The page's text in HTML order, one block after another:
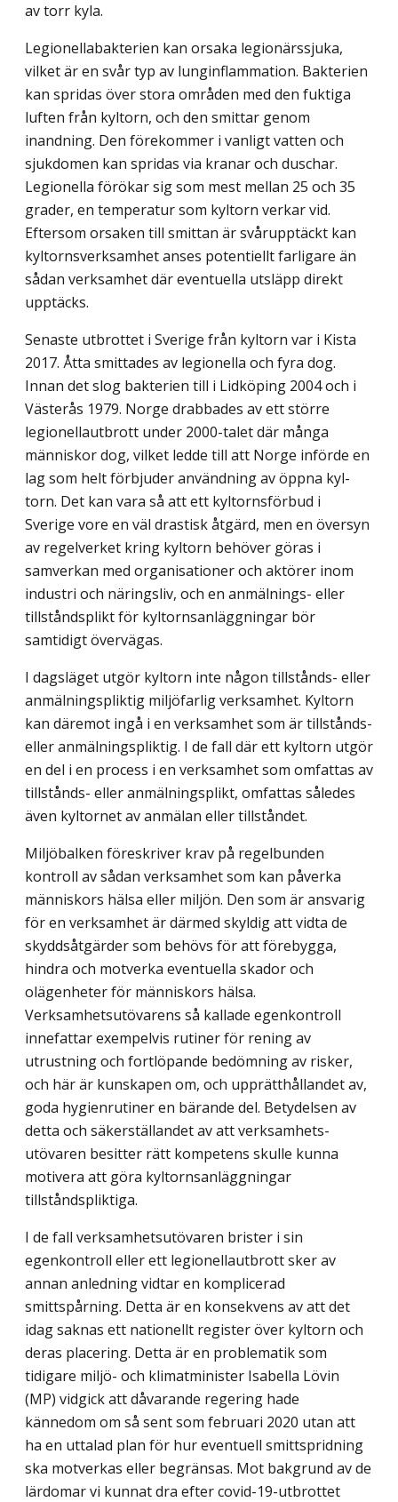
av torr kyla.
Legionellabakterien kan orsaka legionärssjuka,
vilket är en svår typ av lunginflam­mation. Bakterien
kan spridas över stora områden med den fuktiga
luften från kyltorn, och den smittar genom
inandning. Den förekommer i vanligt vatten och
sjukdomen kan spridas via kranar och duschar.
Legionella förökar sig som mest mellan 25 och 35
grader, en temperatur som kyltorn verkar vid.
Eftersom orsaken till smittan är svårupptäckt kan
kyltornsverksamhet anses potentiellt farligare än
sådan verksamhet där eventuella ut­släpp direkt
upptäcks.
Senaste utbrottet i Sverige från kyltorn var i Kista
2017. Åtta smittades av legionella och fyra dog.
Innan det slog bakterien till i Lidköping 2004 och i
Västerås 1979. Norge drabbades av ett större
legionellautbrott under 2000-talet där många
människor dog, vilket ledde till att Norge införde en
lag som helt förbjuder användning av öppna kyl­
torn. Det kan vara så att ett kyltornsförbud i
Sverige vore en väl drastisk åtgärd, men en översyn
av regelverket kring kyltorn behöver göras i
samverkan med organisationer och aktörer inom
industri och näringsliv, och en anmälnings- eller
tillståndsplikt för kyl­tornsanläggningar bör
samtidigt övervägas.
I dagsläget utgör kyltorn inte någon tillstånds- eller
anmälningspliktig miljöfarlig verksamhet. Kyltorn
kan däremot ingå i en verksamhet som är tillstånds-
eller anmäl­ningspliktig. I de fall där ett kyltorn utgör
en del i en process i en verksamhet som om­fattas av
tillstånds- eller anmälningsplikt, omfattas således
även kyltornet av anmälan eller tillståndet.
Miljöbalken föreskriver krav på regelbunden
kontroll av sådan verksamhet som kan påverka
människors hälsa eller miljön. Den som är ansvarig
för en verksamhet är därmed skyldig att vidta de
skyddsåtgärder som behövs för att förebygga,
hindra och motverka eventuella skador och
olägenheter för människors hälsa.
Verksamhetsutövarens så kallade egenkontroll
innefattar exempelvis rutiner för rening av
utrustning och fort­löpande bedömning av risker,
och här är kunskapen om, och upprätthållandet av,
goda hygienrutiner en bärande del. Betydelsen av
detta och säkerställandet av att verksamhets­
utövaren besitter rätt kompetens skulle kunna
motivera att göra kyltornsanläggningar
tillståndspliktiga.
I de fall verksamhetsutövaren brister i sin
egenkontroll eller ett legionellautbrott sker av
annan anledning vidtar en komplicerad
smittspårning. Detta är en konsekvens av att det
idag saknas ett nationellt register över kyltorn och
deras placering. Detta är en proble­matik som
tidigare miljö- och klimatminister Isabella Lövin
(MP) vidgick att dåvarande regering hade
kännedom om så sent som februari 2020 utan att
ha en uttalad plan för hur eventuell smittspridning
ska motverkas eller begränsas. Mot bakgrund av de
lärdomar vi kunnat dra efter covid-19-utbrottet